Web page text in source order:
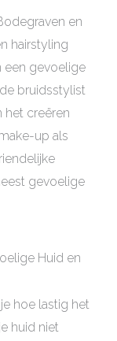
en
hairstyling
een gevoelige
bruidsstylist
het creëren
up als
gevoelige
Huid en
hoe lastig het
huid niet